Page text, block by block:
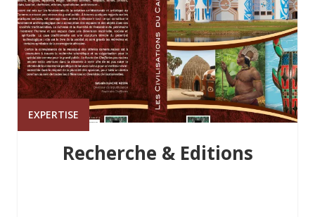
EXPERTISE
Recherche & Editions